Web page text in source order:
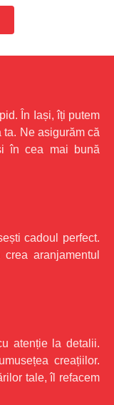
În Iași, îți putem
Ne asigurăm că
în cea mai bună
cadoul perfect.
aranjamentul
atenție la detalii.
creațiilor.
tale, îl refacem